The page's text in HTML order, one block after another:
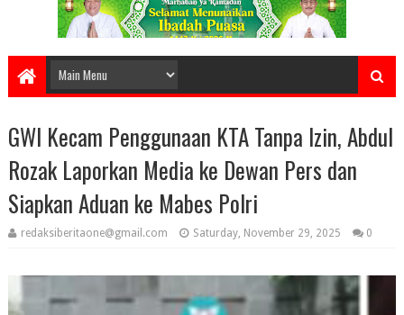
GWI Kecam Penggunaan KTA Tanpa Izin, Abdul
Rozak Laporkan Media ke Dewan Pers dan
Siapkan Aduan ke Mabes Polri
redaksiberitaone@gmail.com Saturday, November 29, 2025 0